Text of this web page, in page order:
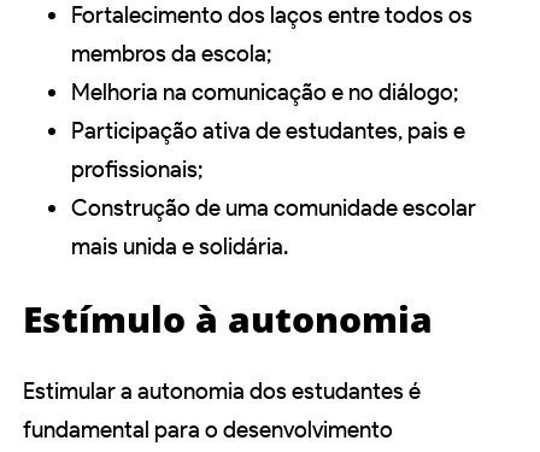
Fortalecimento dos laços entre todos os
membros da escola;
Melhoria na comunicação e no diálogo;
Participação ativa de estudantes, pais e
profissionais;
Construção de uma comunidade escolar
mais unida e solidária.
Estímulo à autonomia
Estimular a autonomia dos estudantes é
fundamental para o desenvolvimento